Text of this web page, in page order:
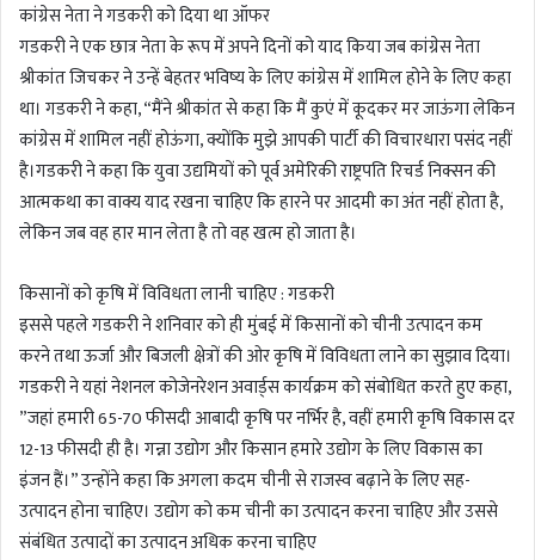
कांग्रेस नेता ने गडकरी को दिया था ऑफर
गडकरी ने एक छात्र नेता के रूप में अपने दिनों को याद किया जब कांग्रेस नेता
श्रीकांत जिचकर ने उन्हें बेहतर भविष्य के लिए कांग्रेस में शामिल होने के लिए कहा
था। गडकरी ने कहा, “मैंने श्रीकांत से कहा कि मैं कुएं में कूदकर मर जाऊंगा लेकिन
कांग्रेस में शामिल नहीं होऊंगा, क्योंकि मुझे आपकी पार्टी की विचारधारा पसंद नहीं
है।गडकरी ने कहा कि युवा उद्यमियों को पूर्व अमेरिकी राष्ट्रपति रिचर्ड निक्सन की
आत्मकथा का वाक्य याद रखना चाहिए कि हारने पर आदमी का अंत नहीं होता है,
लेकिन जब वह हार मान लेता है तो वह खत्म हो जाता है।
किसानों को कृषि में विविधता लानी चाहिए : गडकरी
इससे पहले गडकरी ने शनिवार को ही मुंबई में किसानों को चीनी उत्पादन कम
करने तथा ऊर्जा और बिजली क्षेत्रों की ओर कृषि में विविधता लाने का सुझाव दिया।
गडकरी ने यहां नेशनल कोजेनरेशन अवार्ड्स कार्यक्रम को संबोधित करते हुए कहा,
”जहां हमारी 65-70 फीसदी आबादी कृषि पर नर्भिर है, वहीं हमारी कृषि विकास दर
12-13 फीसदी ही है। गन्ना उद्योग और किसान हमारे उद्योग के लिए विकास का
इंजन हैं।” उन्होंने कहा कि अगला कदम चीनी से राजस्व बढ़ाने के लिए सह-
उत्पादन होना चाहिए। उद्योग को कम चीनी का उत्पादन करना चाहिए और उससे
संबंधित उत्पादों का उत्पादन अधिक करना चाहिए